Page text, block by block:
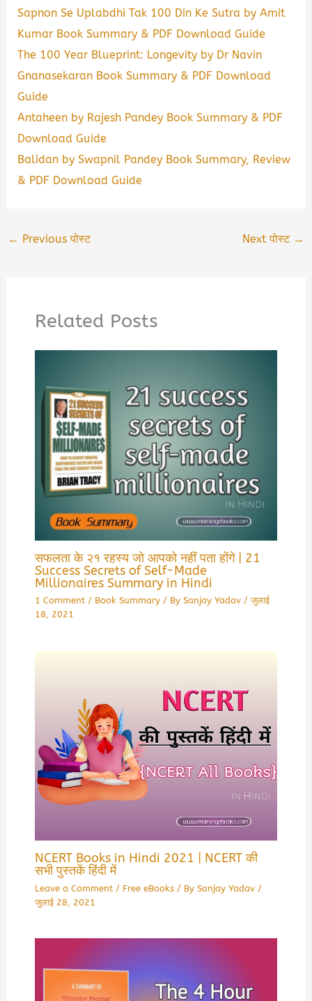
Sapnon Se Uplabdhi Tak 100 Din Ke Sutra by Amit
Kumar Book Summary & PDF Download Guide
The 100 Year Blueprint: Longevity by Dr Navin
Gnanasekaran Book Summary & PDF Download
Guide
Antaheen by Rajesh Pandey Book Summary & PDF
Download Guide
Balidan by Swapnil Pandey Book Summary, Review
& PDF Download Guide
← Previous पोस्ट Next पोस्ट →
Related Posts
सफलता के २१ रहस्य जो आपको नहीं पता होंगे | 21
Success Secrets of Self-Made
Millionaires Summary in Hindi
1 Comment / Book Summary/ By Sanjay Yadav /जुलाई
18, 2021
NCERT Books in Hindi 2021 | NCERT की
सभी पुस्तकें हिंदी में
Leave a Comment / Free eBooks/ By Sanjay Yadav /
जुलाई 28, 2021